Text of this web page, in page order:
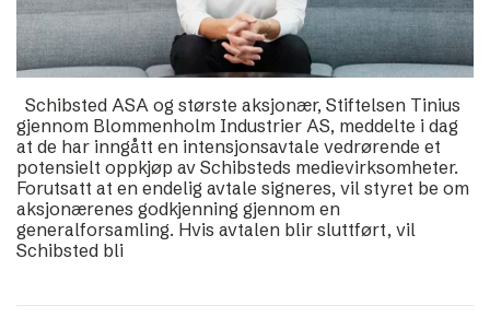
Schibsted ASA og største aksjonær, Stiftelsen Tinius
gjennom Blommenholm Industrier AS, meddelte i dag
at de har inngått en intensjonsavtale vedrørende et
potensielt oppkjøp av Schibsteds medievirksomheter.
Forutsatt at en endelig avtale signeres, vil styret be om
aksjonærenes godkjenning gjennom en
generalforsamling. Hvis avtalen blir sluttført, vil
Schibsted bli